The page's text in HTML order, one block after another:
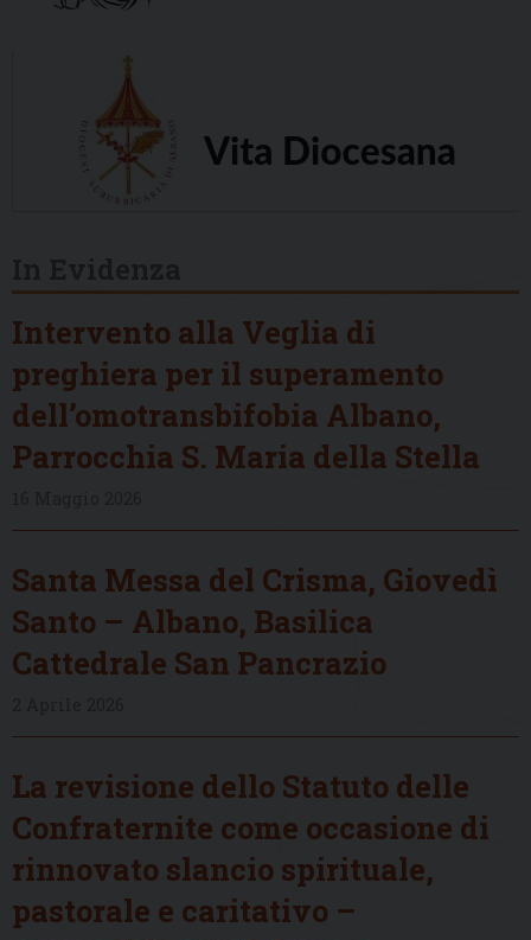
Intervento alla Veglia di
preghiera per il superamento
dell’omotransbifobia Albano,
Parrocchia S. Maria della Stella
Santa Messa del Crisma, Giovedì
Santo – Albano, Basilica
Cattedrale San Pancrazio
La revisione dello Statuto delle
Confraternite come occasione di
rinnovato slancio spirituale,
pastorale e caritativo –